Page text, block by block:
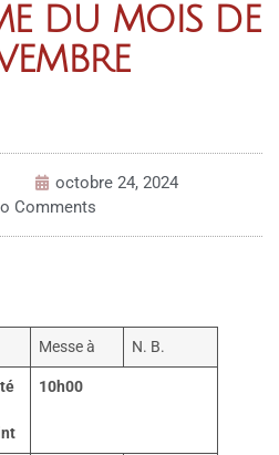
DU MOIS DE
octobre 24, 2024
Comments
Messe à N. B.
10h00